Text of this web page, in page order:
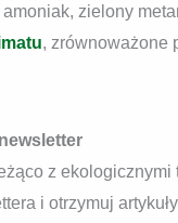
zielony
, zrównoważone
z ekologicznymi
i otrzymuj